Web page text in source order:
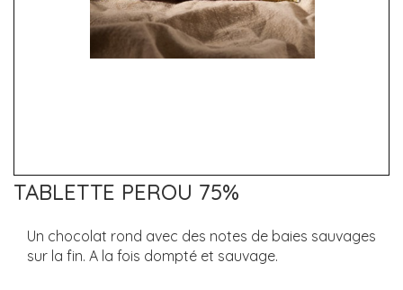
TABLETTE PEROU 75%
Un chocolat rond avec des notes de baies sauvages
sur la fin. A la fois dompté et sauvage.